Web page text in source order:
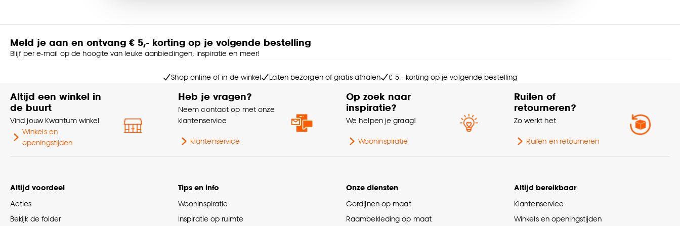
2%
Metrage (cm) 145
Ringgordijn, Spangordijn,
Vouwgordijn, Wavegordijn,
Embrasse, Coupage,
Meld je aan en ontvang € 5,- korting op je volgende bestelling
Blijf per e-mail op de hoogte van leuke aanbiedingen, inspiratie en meer!
Shop online of in de winkel Laten bezorgen of gratis afhalen € 5,- korting op je volgende bestelling
Altijd een winkel in
de buurt
Vind jouw Kwantum winkel
Winkels en
openingstijden
Heb je vragen?
Neem contact op met onze
klantenservice
Klantenservice
Op zoek naar
inspiratie?
We helpen je graag!
Wooninspiratie
Ruilen of
retourneren?
Zo werkt het
Ruilen en retourneren
Altijd voordeel
Acties
Bekijk de folder
Tips en info
Wooninspiratie
Inspiratie op ruimte
Onze diensten
Gordijnen op maat
Raambekleding op maat
Altijd bereikbaar
Klantenservice
Winkels en openingstijden